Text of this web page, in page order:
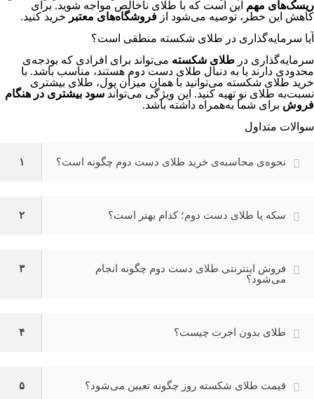
ریسک‌های مهم این است که با طلای ناخالص مواجه شوید. برای
کاهش این خطر، توصیه می‌شود از فروشگاه‌های معتبر خرید کنید.
آیا سرمایه‌گذاری در طلای شکسته منطقی است؟
سرمایه‌گذاری در طلای شکسته می‌تواند برای افرادی که بودجه‌ی
محدودی دارند یا به دنبال طلای دست دوم هستند، مناسب باشد. با
خرید طلای شکسته می‌توانید با همان میزان پول، طلای بیشتری
نسبت‌به طلای نو تهیه کنید. این ویژگی می‌تواند سود بیشتری در هنگام
فروش برای شما به‌همراه داشته باشد.
سوالات متداول
۱ نحوه‌ی محاسبه‌ی خرید طلای دست دوم چگونه است؟
۲ سکه یا طلای دست دوم؛ کدام بهتر است؟
۳
فروش اینترنتی طلای دست دوم چگونه انجام
می‌شود؟
۴ طلای بدون اجرت چیست؟
۵ قیمت طلای شکسته روز چگونه تعیین می‌شود؟